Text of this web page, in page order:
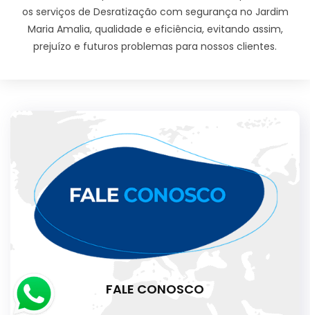
os serviços de Desratização com segurança no Jardim
Maria Amalia, qualidade e eficiência, evitando assim,
prejuízo e futuros problemas para nossos clientes.
FALE CONOSCO